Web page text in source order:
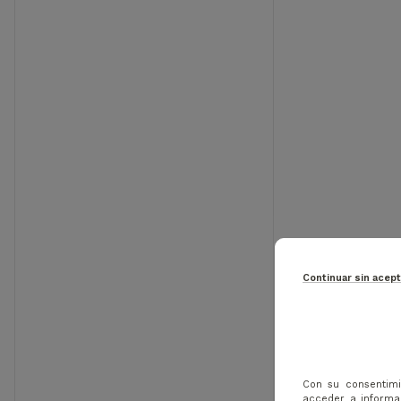
Continuar sin
Con su
acceder a